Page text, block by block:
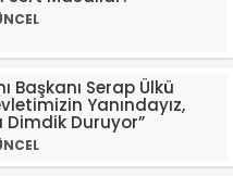
Başkanı Serap Ülkü
Yanındayız,
Duruyor”